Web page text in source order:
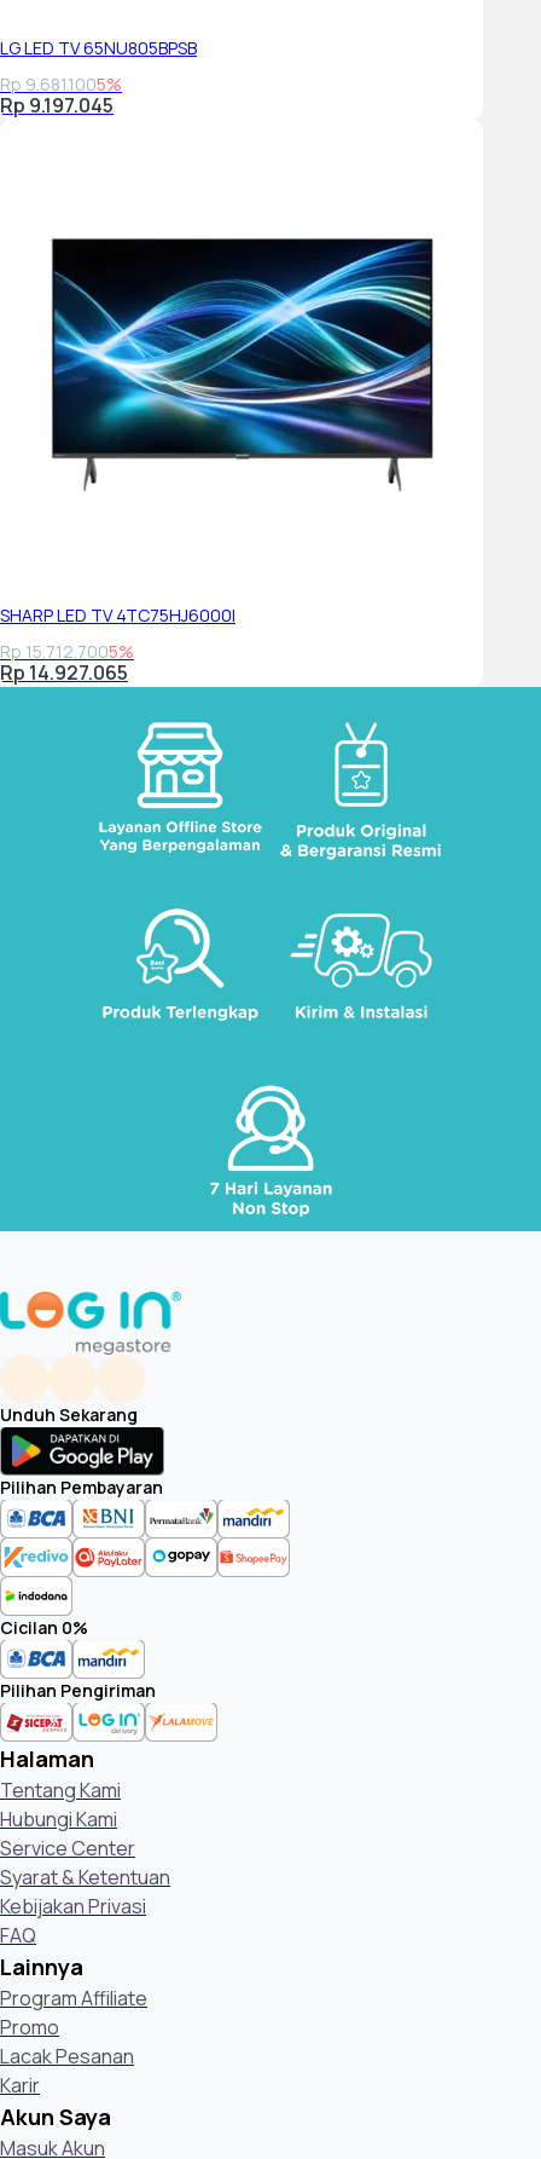
Google Assistant Built-in
N/A
TV Plus
N/A
Web Browser
SmartThings App Support
Samsung Health
N/A
Universal Guide
TV to Mobile - Mirroring
Mobile to TV - Mirroring, DLNA
N/A
Multi-View
N/A
Sound Wall
N/A
Remote Access
Basic
360 Video Player
N/A
360 Camera Support
N/A
Bluetooth Low Energy
Yes
WiFi Direct
Yes
TV Sound to Mobile
Yes
Sound Mirroring
Yes
Differentiation
Tune Station
LG LED TV 65NU805BPSB
Rp 9.681.1005%
Rp 9.197.045
SHARP LED TV 4TC75HJ6000I
Rp 15.712.7005%
Rp 14.927.065
Unduh Sekarang
Pilihan Pembayaran
Cicilan 0%
Pilihan Pengiriman
Halaman
Tentang Kami
Hubungi Kami
Service Center
Syarat & Ketentuan
Kebijakan Privasi
FAQ
Lainnya
Program Affiliate
Promo
Lacak Pesanan
Karir
Akun Saya
Masuk Akun